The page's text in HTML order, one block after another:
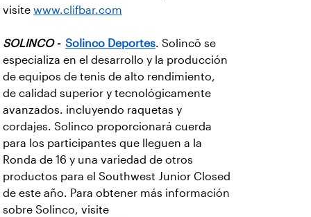
visite www.clifbar.com
SOLINCO - Solinco Deportes. Solincô se
especializa en el desarrollo y la producción
de equipos de tenis de alto rendimiento,
de calidad superior y tecnológicamente
avanzados. incluyendo raquetas y
cordajes. Solinco proporcionará cuerda
para los participantes que lleguen a la
Ronda de 16 y una variedad de otros
productos para el Southwest Junior Closed
de este año. Para obtener más información
sobre Solinco, visite